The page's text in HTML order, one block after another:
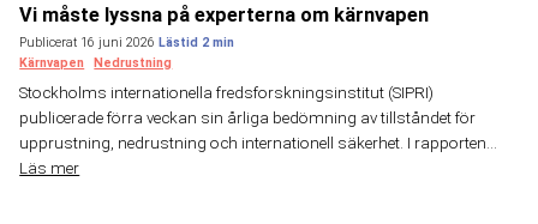
Vi måste lyssna på experterna om kärnvapen
Publicerat 16 juni 2026
Kärnvapen
Nedrustning
Stockholms internationella fredsforskningsinstitut (SIPRI)
publicerade förra veckan sin årliga bedömning av tillståndet för
upprustning, nedrustning och internationell säkerhet. I rapporten...
Läs mer